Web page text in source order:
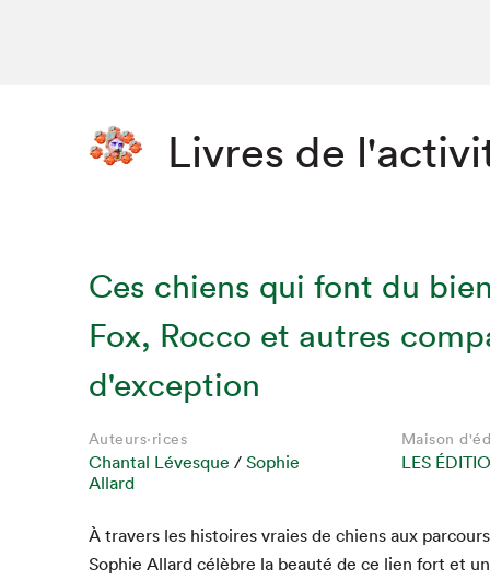
Que
Livres de
Ces chiens qui font du
Fox, Rocco et autres
d'exception
Auteurs·rices
Chantal Lévesque / Sophie
Allard
Maison
LES
À tra­vers les his­toires vraies de chiens aux
Sophie Allard célèbre la beauté de ce lien fort et